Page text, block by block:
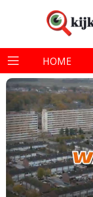
HOME